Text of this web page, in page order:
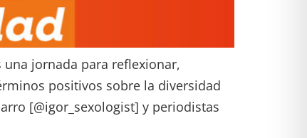
una jornada para reflexionar,
positivos sobre la diversidad
[@igor_sexologist] y periodistas